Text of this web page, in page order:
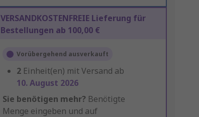
VERSANDKOSTENFREIE Lieferung für
Bestellungen ab 100,00 €
Vorübergehend ausverkauft
2 Einheit(en) mit Versand ab
10. August 2026
Sie benötigen mehr? Benötigte
Menge eingeben und auf